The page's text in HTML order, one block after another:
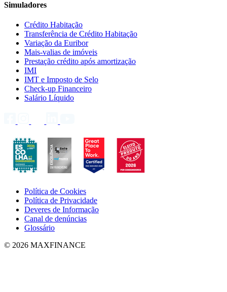
Simuladores
Crédito Habitação
Transferência de Crédito Habitação
Variação da Euribor
Mais-valias de imóveis
Prestação crédito após amortização
IMI
IMT e Imposto de Selo
Check-up Financeiro
Salário Líquido
Política de Cookies
Política de Privacidade
Deveres de Informação
Canal de denúncias
Glossário
© 2026 MAXFINANCE